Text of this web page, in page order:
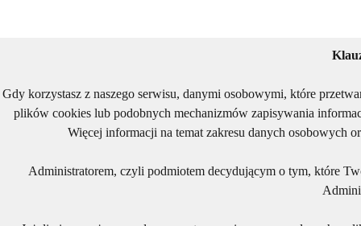
Gdy korzystasz z naszego serwisu, danymi osobowymi, które
plików cookies lub podobnych mechanizmów zapisywania
Więcej informacji na temat zakresu danych osobowych
Administratorem, czyli podmiotem decydującym o tym, które